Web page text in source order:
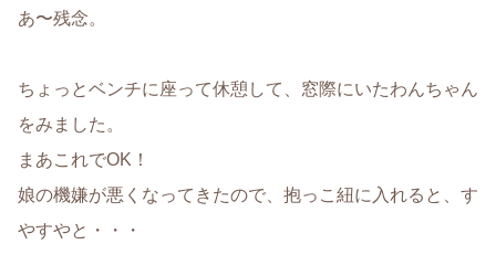
あ〜残念。
ちょっとベンチに座って休憩して、窓際にいたわんちゃん
をみました。
まあこれでOK！
娘の機嫌が悪くなってきたので、抱っこ紐に入れると、す
やすやと・・・